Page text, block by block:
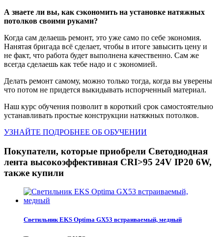
А знаете ли вы, как сэкономить на установке натяжных
потолков своими руками?
Когда сам делаешь ремонт, это уже само по себе экономия.
Нанятая бригада всё сделает, чтобы в итоге завысить цену и
не факт, что работа будет выполнена качественно. Сам же
всегда сделаешь как тебе надо и с экономией.
Делать ремонт самому, можно только тогда, когда вы уверены
что потом не придется выкидывать испорченный материал.
Наш курс обучения позволит в короткий срок самостоятельно
устанавливать простые конструкции натяжных потолков.
УЗНАЙТЕ ПОДРОБНЕЕ ОБ ОБУЧЕНИИ
Покупатели, которые приобрели Светодиодная
лента высокоэффективная CRI>95 24V IP20 6W,
также купили
Светильник EKS Optima GX53 встраиваемый, медный